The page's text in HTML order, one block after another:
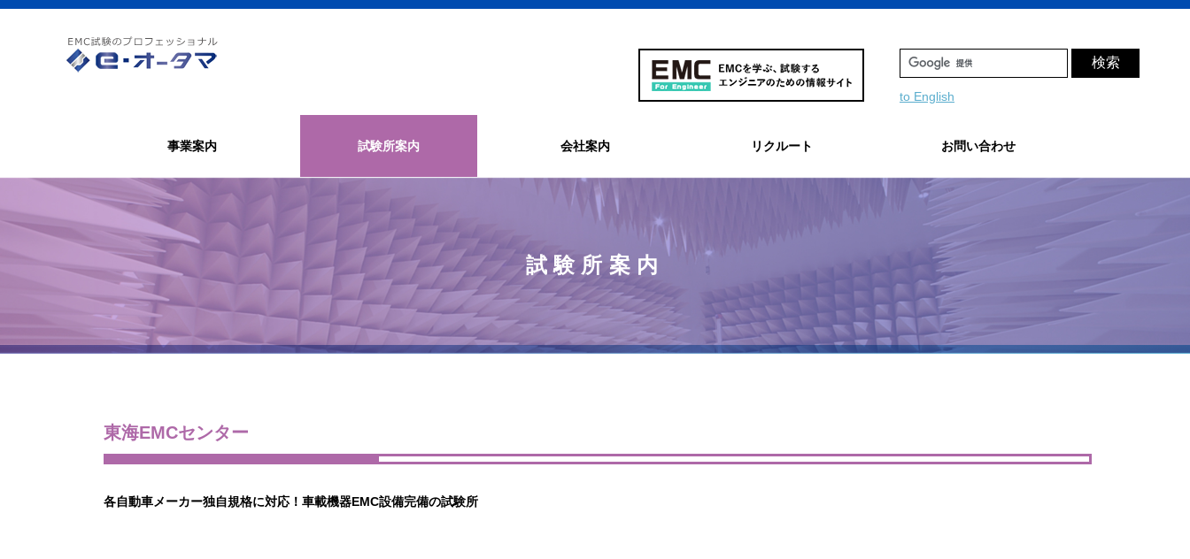
to English
事業案内 試験所案内 会社案内 リクルート お問い合わせ
試験所案内
東海EMCセンター
各自動車メーカー独自規格に対応！車載機器EMC設備完備の試験所